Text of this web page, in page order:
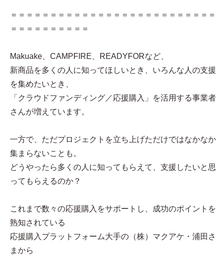
＝＝＝＝＝＝＝＝＝＝＝＝＝＝＝＝＝＝＝＝＝＝＝＝＝＝
＝＝＝＝＝＝＝＝＝＝
Makuake、CAMPFIRE、READYFORなど、
新商品を多くの人に知ってほしいとき、いろんな人の支援
を集めたいとき、
「クラウドファンディング／応援購入」を活用する事業者
さんが増えています。
一方で、ただプロジェクトを立ち上げただけではなかなか
集まらないことも。
どうやったら多くの人に知ってもらえて、支援したいと思
ってもらえるのか？
これまで数々の応援購入をサポートし、成功のポイントを
熟知されている
応援購入プラットフォーム大手の（株）マクアケ・浦田さ
まから